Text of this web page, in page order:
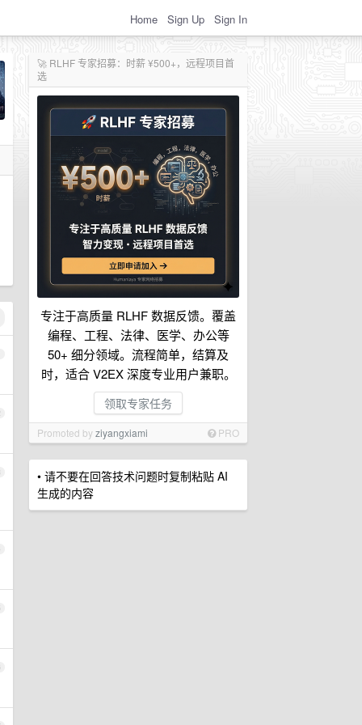
Home Sign Up Sign In
🚀 RLHF 专家招募：时薪 ¥500+，远程项目首
选
专注于高质量 RLHF 数据反馈。覆盖
编程、工程、法律、医学、办公等
50+ 细分领域。流程简单，结算及
时，适合 V2EX 深度专业用户兼职。
领取专家任务
Promoted byziyangxiami PRO
• 请不要在回答技术问题时复制粘贴 AI
生成的内容